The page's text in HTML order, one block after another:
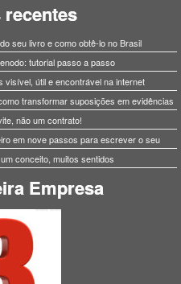
recentes
seu livro e como obtê-lo no Brasil
tutorial passo a passo
visível, útil e encontrável na internet
transformar suposições em evidências
não um contrato!
em nove passos para escrever o seu
conceito, muitos sentidos
Empresa